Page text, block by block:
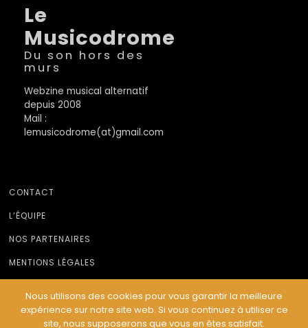
Le
Musicodrome
Du son hors des
murs
Webzine musical alternatif
depuis 2008
Mail :
lemusicodrome(at)gmail.com
CONTACT
L’ÉQUIPE
NOS PARTENAIRES
MENTIONS LÉGALES
© Le Musicodrome 2022 - Webdesign :Cereal Concept
Nous utilisons des cookies pour vous garantir la meilleure
expérience sur notre site web. Si vous continuez à utiliser ce
site, nous supposerons que vous en êtes satisfait.